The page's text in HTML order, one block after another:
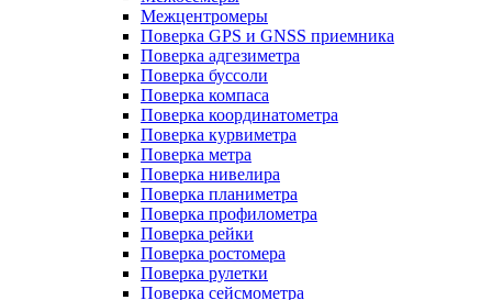
Межцентромеры
Поверка GPS и GNSS приемника
Поверка адгезиметра
Поверка буссоли
Поверка компаса
Поверка координатометра
Поверка курвиметра
Поверка метра
Поверка нивелира
Поверка планиметра
Поверка профилометра
Поверка рейки
Поверка ростомера
Поверка рулетки
Поверка сейсмометра